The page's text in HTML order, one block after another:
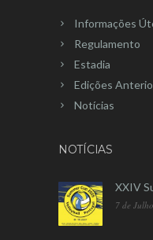
Informações
Regulamento
Estadia
Edições
Notícias
NOTÍCIAS
XXIV
7 de